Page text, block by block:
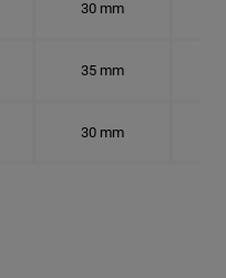
30 mm
35 mm
30 mm